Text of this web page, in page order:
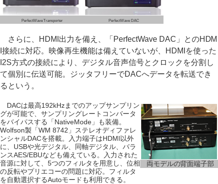
PerfectWave Transporter PerfectWave DAC
さらに、HDMI出力を備え、「PerfectWave DAC」とのHDM
I接続に対応。映像再生機能は備えていないが、HDMIを使った
I2S方式の接続により、デジタル音声信号とクロックを分割し
て個別に伝送可能。ジッタフリーでDACへデータを転送でき
るという。
両モデルの背面端子部
DACは最高192kHzまでのアップサンプリン
グが可能で、サンプリングレートコンバータ
をバイパスする「NativeMode」も装備。
Wolfson製「WM 8742」ステレオディファレ
ンシャルDACを搭載。入力端子はHDMI以外
に、USBや光デジタル、同軸デジタル、バラ
ンスAES/EBUなども備えている。入力された
音源に対して、5つのフィルタを用意し、位相
の反転やプリエコーの問題に対応。フィルタ
を自動選択するAutoモードも利用できる。